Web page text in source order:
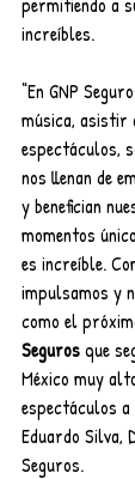
increíbles.
“En GNP
música,
espectáculos,
nos llenan de
y benefician
momentos
es increíble.
impulsamos y
como el
Seguros que
México muy
espectáculos
Eduardo Silva,
Seguros.